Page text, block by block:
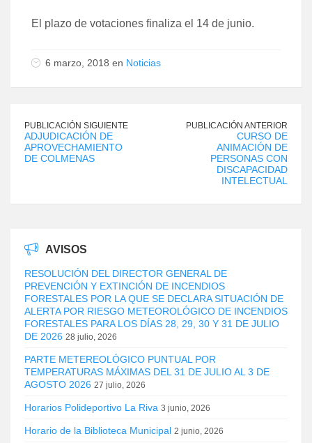
El plazo de votaciones finaliza el 14 de junio.
6 marzo, 2018 en Noticias
PUBLICACIÓN SIGUIENTE
ADJUDICACIÓN DE
APROVECHAMIENTO
DE COLMENAS
PUBLICACIÓN ANTERIOR
CURSO DE
ANIMACIÓN DE
PERSONAS CON
DISCAPACIDAD
INTELECTUAL
AVISOS
RESOLUCIÓN DEL DIRECTOR GENERAL DE
PREVENCIÓN Y EXTINCIÓN DE INCENDIOS
FORESTALES POR LA QUE SE DECLARA SITUACIÓN DE
ALERTA POR RIESGO METEOROLÓGICO DE INCENDIOS
FORESTALES PARA LOS DÍAS 28, 29, 30 Y 31 DE JULIO
DE 2026 28 julio, 2026
PARTE METEREOLÓGICO PUNTUAL POR
TEMPERATURAS MÁXIMAS DEL 31 DE JULIO AL 3 DE
AGOSTO 2026 27 julio, 2026
Horarios Polideportivo La Riva 3 junio, 2026
Horario de la Biblioteca Municipal 2 junio, 2026